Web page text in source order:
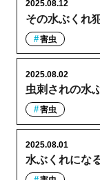
その水ぶくれ
2025.08.12
害虫
虫刺されの水
2025.08.02
害虫
水ぶくれにな
2025.08.01